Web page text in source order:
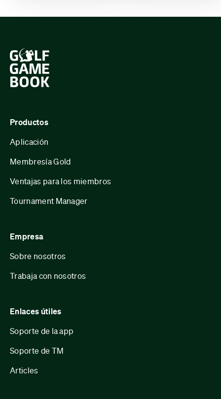
Productos
Aplicación
Membresía Gold
Ventajas para los miembros
Tournament Manager
Empresa
Sobre nosotros
Trabaja con nosotros
Enlaces útiles
Soporte de la app
Soporte de TM
Articles